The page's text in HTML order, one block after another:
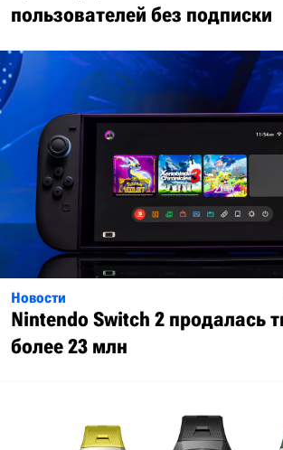
пользователей без подписки
Новости
Nintendo Switch 2 продалась
более 23 млн